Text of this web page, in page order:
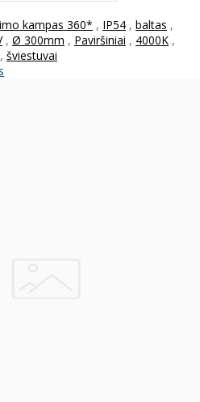
kampas 360* , IP54 , baltas ,
, Ø 300mm , Paviršiniai , 4000K ,
, šviestuvai